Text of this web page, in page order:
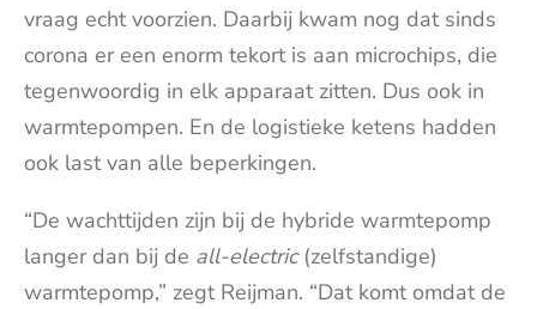
vraag echt voorzien. Daarbij kwam nog dat sinds
corona er een enorm tekort is aan microchips, die
tegenwoordig in elk apparaat zitten. Dus ook in
warmtepompen. En de logistieke ketens hadden
ook last van alle beperkingen.
“De wachttijden zijn bij de hybride warmtepomp
langer dan bij de all-electric(zelfstandige)
warmtepomp,” zegt Reijman. “Dat komt omdat de